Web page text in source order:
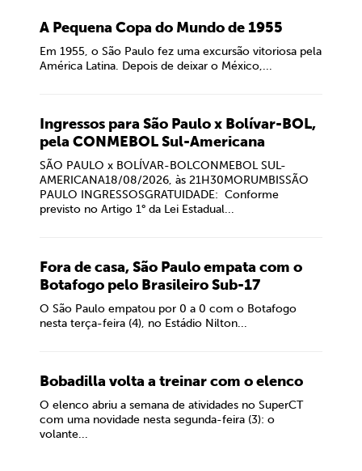
A Pequena Copa do Mundo de 1955
Em 1955, o São Paulo fez uma excursão vitoriosa pela
América Latina. Depois de deixar o México,...
Ingressos para São Paulo x Bolívar-BOL,
pela CONMEBOL Sul-Americana
SÃO PAULO x BOLÍVAR-BOLCONMEBOL SUL-
AMERICANA18/08/2026, às 21H30MORUMBISSÃO
PAULO INGRESSOSGRATUIDADE: Conforme
previsto no Artigo 1° da Lei Estadual...
Fora de casa, São Paulo empata com o
Botafogo pelo Brasileiro Sub-17
O São Paulo empatou por 0 a 0 com o Botafogo
nesta terça-feira (4), no Estádio Nilton...
Bobadilla volta a treinar com o elenco
O elenco abriu a semana de atividades no SuperCT
com uma novidade nesta segunda-feira (3): o
volante...